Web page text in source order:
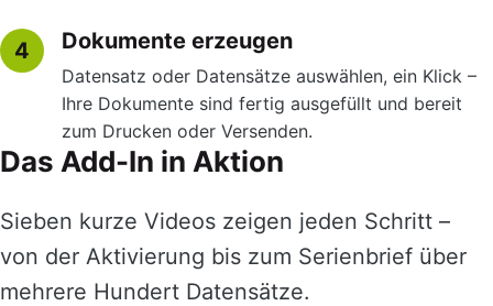
4 Dokumente erzeugen
Datensatz oder Datensätze auswählen, ein Klick –
Ihre Dokumente sind fertig ausgefüllt und bereit
zum Drucken oder Versenden.
Das Add-In in Aktion
Sieben kurze Videos zeigen jeden Schritt –
von der Aktivierung bis zum Serienbrief über
mehrere Hundert Datensätze.